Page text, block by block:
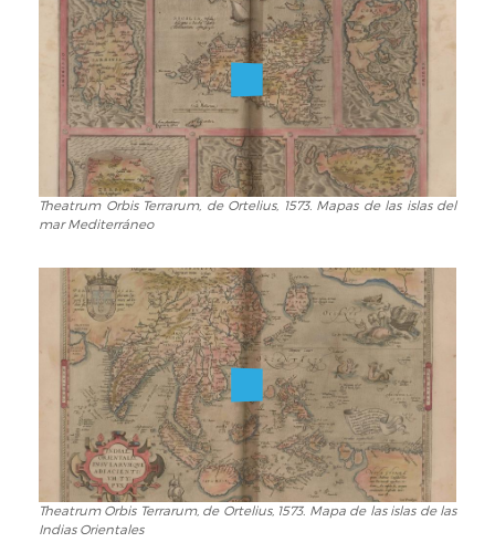
Ortelius,
1573.
Mapa
Europa
Theatrum
Orbis
Ortelius,
1573.
Mapas
islas
mar
Mediterráneo
Theatrum Orbis Terrarum, de Ortelius, 1573. Mapas de las islas del
mar Mediterráneo
Theatrum
Orbis
Theatrum Orbis Terrarum, de Ortelius, 1573. Mapa de las islas de las
Indias Orientales